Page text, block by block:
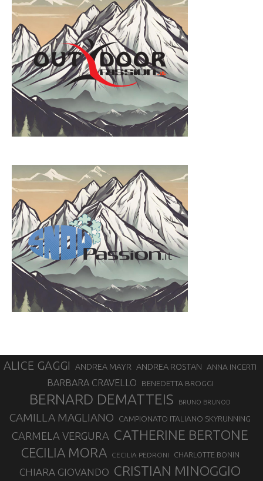
ALICE GAGGI ANDREA MAYR ANDREA ROSTAN ANNA INCERTI
BARBARA CRAVELLO BENEDETTA BROGGI
BERNARD DEMATTEIS BRUNO BRUNOD
CAMILLA MAGLIANO CAMPIONATO ITALIANO SKYRUNNING
CARMELA VERGURA CATHERINE BERTONE
CECILIA MORA CECILIA PEDRONI CHARLOTTE BONIN
CHIARA GIOVANDO CRISTIAN MINOGGIO